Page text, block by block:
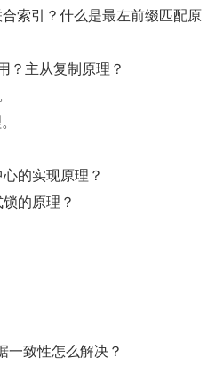
索引？什么是最左前缀匹配原
？主从复制原理？
的实现原理？
的原理？
一致性怎么解决？